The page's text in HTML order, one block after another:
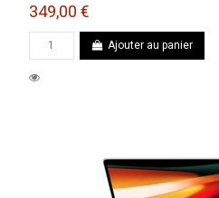
349,00 €
Ajouter au panier